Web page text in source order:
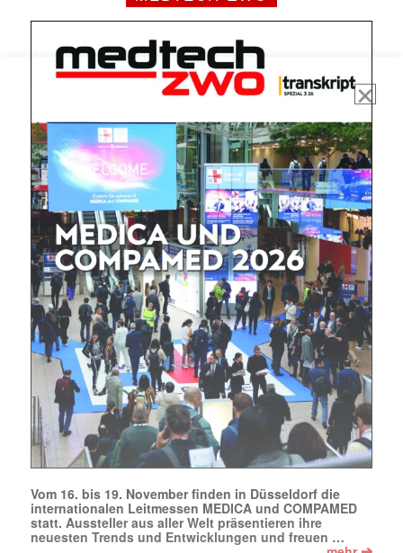
Mit dem |transkript-Newsletter
jede Woche aktuell informiert.
E-
Mail
(erforderlich)
Vom 16. bis 19. November finden in Düsseldorf die
internationalen Leitmessen MEDICA und COMPAMED
statt. Aussteller aus aller Welt präsentieren ihre
neuesten Trends und Entwicklungen und freuen …